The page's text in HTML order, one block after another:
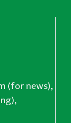
(for news),